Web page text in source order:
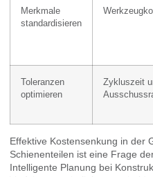
Merkmale
standardisieren
Toleranzen
optimieren
Zykluszeit
Effektive Kostensenkung in der
Schienenteilen ist eine Frage
Intelligente Planung bei